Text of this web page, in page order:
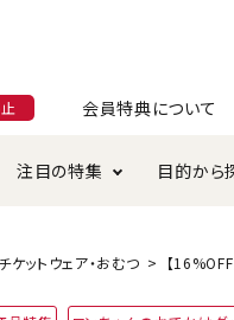
会員特典について
ア用品
注目の特集 目的から
ンフリー
いて
ケットウェア・おむつ 【